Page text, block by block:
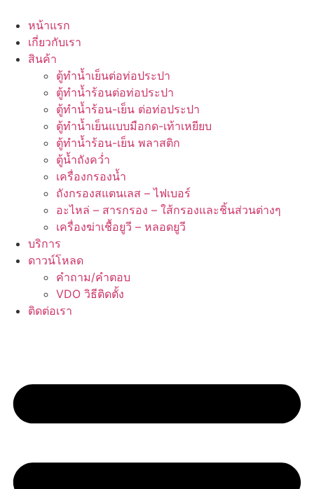
content
หน้าแรก
เกี่ยวกับเรา
สินค้า
ตู้ทำน้ำเย็นต่อท่อประปา
ตู้ทำน้ำร้อนต่อท่อประปา
ตู้ทำน้ำร้อน-เย็น ต่อท่อประปา
ตู้ทำน้ำเย็นแบบมือกด-เท้าเหยียบ
ตู้ทำน้ำร้อน-เย็น พลาสติก
ตู้น้ำถังคว่ำ
เครื่องกรองน้ำ
ถังกรองสแตนเลส – ไฟเบอร์
อะไหล่ – สารกรอง – ใส้กรองและชิ้นส่วนต่างๆ
เครื่องฆ่าเชื้อยูวี – หลอดยูวี
บริการ
ดาวน์โหลด
คำถาม/คำตอบ
VDO วิธีติดตั้ง
ติดต่อเรา